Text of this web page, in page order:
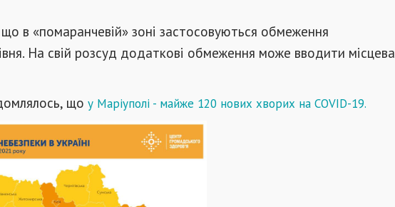
в «помаранчевій» зоні застосовуються обмеження
На свій розсуд додаткові обмеження може вводити місцева
що у Маріуполі - майже 120 нових хворих на COVID-19.